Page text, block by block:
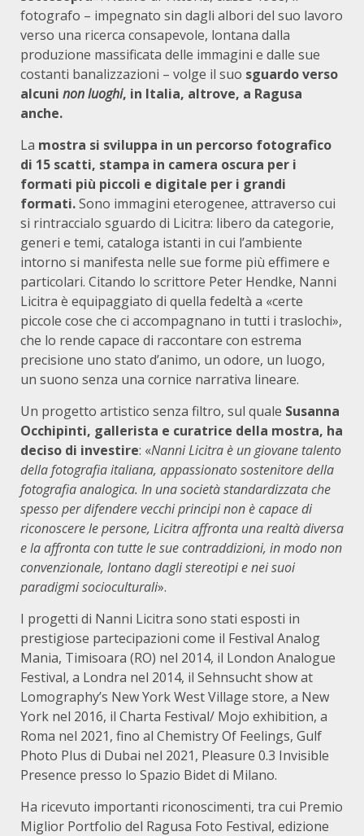
fotografo – impegnato sin dagli albori del suo lavoro
verso una ricerca consapevole, lontana dalla
produzione massificata delle immagini e dalle sue
costanti banalizzazioni – volge il suo sguardo verso
alcuni non luoghi, in Italia, altrove, a Ragusa
anche.
La mostra si sviluppa in un percorso fotografico
di 15 scatti, stampa in camera oscura per i
formati più piccoli e digitale per i grandi
formati.Sono immagini eterogenee, attraverso cui
si rintraccialo sguardo di Licitra: libero da categorie,
generi e temi, cataloga istanti in cui l’ambiente
intorno si manifesta nelle sue forme più effimere e
particolari. Citando lo scrittore Peter Hendke, Nanni
Licitra è equipaggiato di quella fedeltà a «certe
piccole cose che ci accompagnano in tutti i traslochi»,
che lo rende capace di raccontare con estrema
precisione uno stato d’animo, un odore, un luogo,
un suono senza una cornice narrativa lineare.
Un progetto artistico senza filtro, sul quale Susanna
Occhipinti, gallerista e curatrice della mostra, ha
deciso di investire: «Nanni Licitra è un giovane talento
della fotografia italiana, appassionato sostenitore della
fotografia analogica. In una società standardizzata che
spesso per difendere vecchi principi non è capace di
riconoscere le persone, Licitra affronta una realtà diversa
e la affronta con tutte le sue contraddizioni, in modo non
convenzionale, lontano dagli stereotipi e nei suoi
paradigmi socioculturali».
I progetti di Nanni Licitra sono stati esposti in
prestigiose partecipazioni come il Festival Analog
Mania, Timisoara (RO) nel 2014, il London Analogue
Festival, a Londra nel 2014, il Sehnsucht show at
Lomography’s New York West Village store, a New
York nel 2016, il Charta Festival/ Mojo exhibition, a
Roma nel 2021, fino al Chemistry Of Feelings, Gulf
Photo Plus di Dubai nel 2021, Pleasure 0.3 Invisible
Presence presso lo Spazio Bidet di Milano.
Ha ricevuto importanti riconoscimenti, tra cui Premio
Miglior Portfolio del Ragusa Foto Festival, edizione